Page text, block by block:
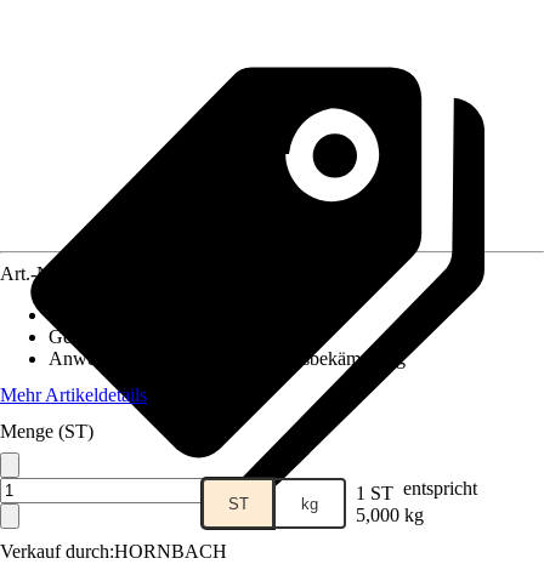
Verkauf durch:HORNBACH
Art.-Nr.
Geeignet gegen
Anwendung
Haushaltsschädlingsbekämpfung
Mehr Artikeldetails
Menge (ST)
ST kg 1 ST entspricht
5,000 kg